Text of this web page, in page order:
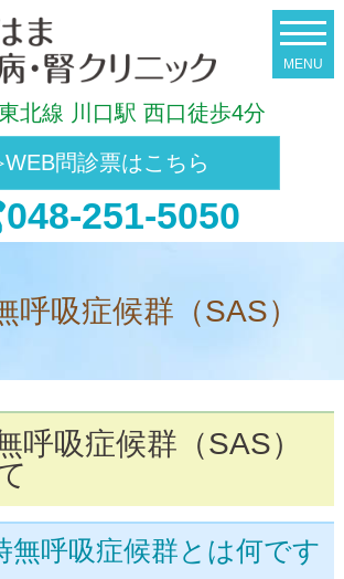
北線 川口駅 西口徒歩4分
問診票はこちら
048-251-5050
呼吸症候群（SAS）
呼吸症候群（SAS）
無呼吸症候群とは何です